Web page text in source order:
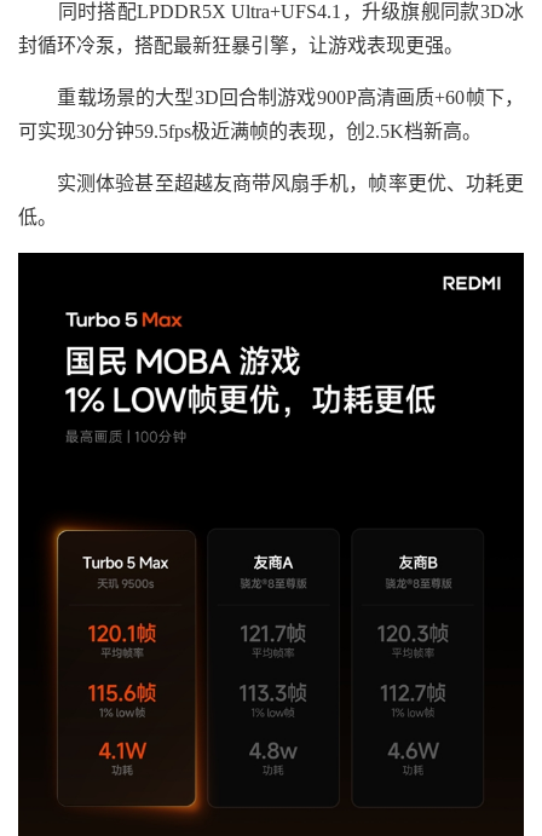
同时搭配LPDDR5X Ultra+UFS4.1，升级旗舰同款3D冰
封循环冷泵，搭配最新狂暴引擎，让游戏表现更强。
重载场景的大型3D回合制游戏900P高清画质+60帧下，
可实现30分钟59.5fps极近满帧的表现，创2.5K档新高。
实测体验甚至超越友商带风扇手机，帧率更优、功耗更
低。